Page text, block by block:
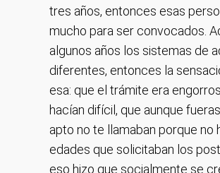
tres años, entonces esas
mucho para ser convocados.
algunos años los sistemas de
diferentes, entonces la
esa: que el trámite era
hacían difícil, que aunque
apto no te llamaban porque no
edades que solicitaban los
eso hizo que socialmente se